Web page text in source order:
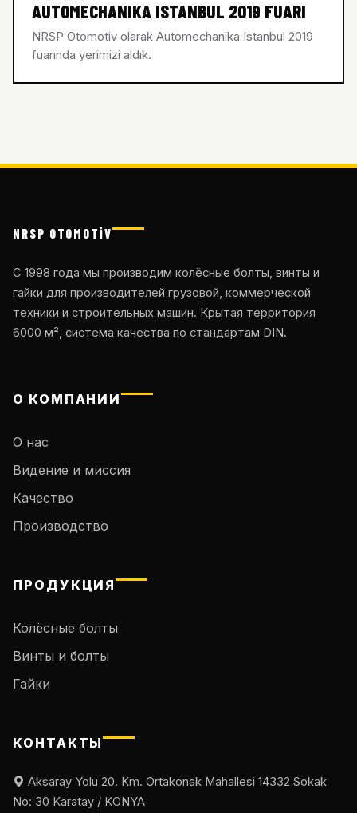
AUTOMECHANIKA ISTANBUL 2019 FUARI
NRSP Otomotiv olarak Automechanika Istanbul 2019
fuarında yerimizi aldık.
NRSP OTOMOTİV
С 1998 года мы производим колёсные болты, винты и
гайки для производителей грузовой, коммерческой
техники и строительных машин. Крытая территория
6000 м², система качества по стандартам DIN.
О КОМПАНИИ
О нас
Видение и миссия
Качество
Производство
ПРОДУКЦИЯ
Колёсные болты
Винты и болты
Гайки
КОНТАКТЫ
Aksaray Yolu 20. Km. Ortakonak Mahallesi 14332 Sokak
No: 30 Karatay / KONYA